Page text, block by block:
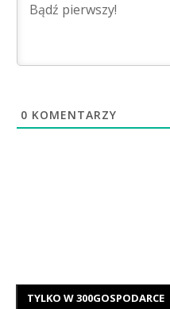
0 KOMENTARZY
TYLKO W 300GOSPODARCE